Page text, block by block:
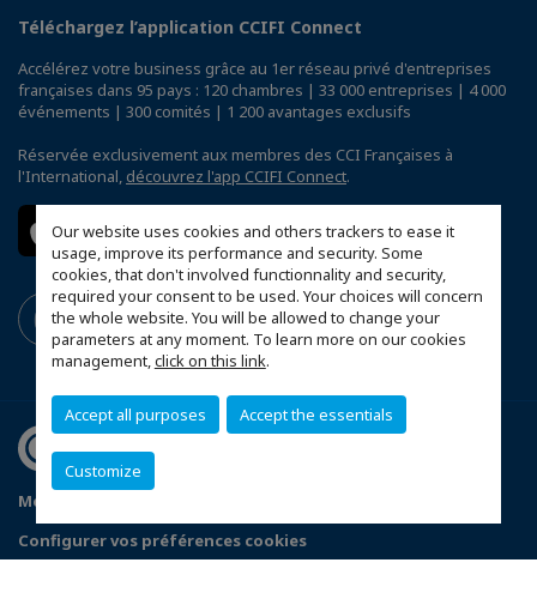
Our website uses cookies and others trackers to ease it
usage, improve its performance and security. Some
cookies, that don't involved functionnality and security,
required your consent to be used. Your choices will concern
the whole website. You will be allowed to change your
parameters at any moment. To learn more on our cookies
management,click on this link.
Accept all purposes Accept the essentials
Customize
Téléchargez l’application CCIFI Connect
Accélérez votre business grâce au 1er réseau privé d'entreprises
françaises dans 95 pays : 120 chambres | 33 000 entreprises | 4 000
événements | 300 comités | 1 200 avantages exclusifs
Réservée exclusivement aux membres des CCI Françaises à
l'International, découvrez l'app CCIFI Connect.
Mentions légales
Configurer vos préférences cookies